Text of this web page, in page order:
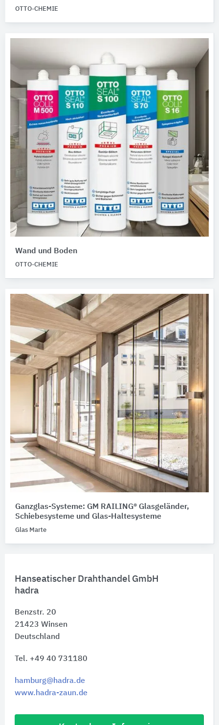
Hanseatischer Drahthandel GmbH
hadra
Benzstr. 20
21423 Winsen
Deutschland
Tel. +49 40 731180
hamburg@hadra.de
www.hadra-zaun.de
OTTO-CHEMIE
Wand und Boden
OTTO-CHEMIE
Ganzglas-Systeme: GM RAILING® Glasgeländer,
Schiebesysteme und Glas-Haltesysteme
Glas Marte